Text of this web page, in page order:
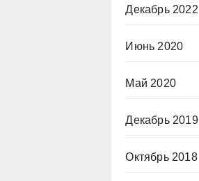
Декабрь 2022
Июнь 2020
Май 2020
Декабрь 2019
Октябрь 2018